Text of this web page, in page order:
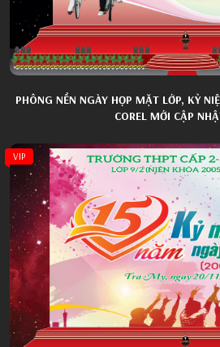
PHÔNG NỀN NGÀY HỌP MẶT LỚP, KỶ
COREL MỚI CẬP
VIP